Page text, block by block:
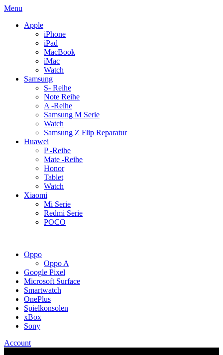
Menu
Apple
iPhone
iPad
MacBook
iMac
Watch
Samsung
S- Reihe
Note Reihe
A -Reihe
Samsung M Serie
Watch
Samsung Z Flip Reparatur
Huawei
P -Reihe
Mate -Reihe
Honor
Tablet
Watch
Xiaomi
Mi Serie
Redmi Serie
POCO
Oppo
Oppo A
Google Pixel
Microsoft Surface
Smartwatch
OnePlus
Spielkonsolen
xBox
Sony
Account